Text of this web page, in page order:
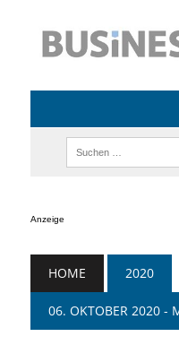
Anzeige
HOME 2020
06. OKTOBER 2020 -